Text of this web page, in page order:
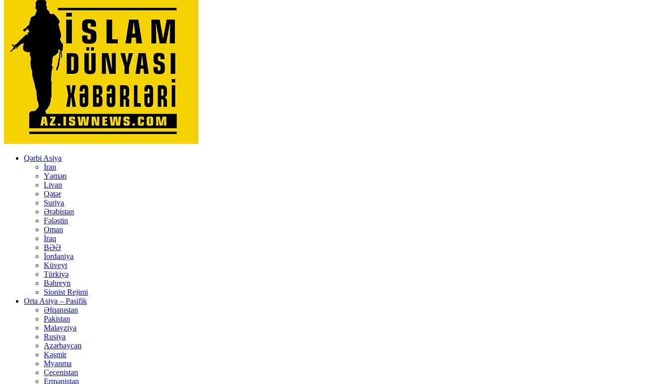
Qərbi Asiya
İran
Yəmən
Livan
Qətər
Suriya
Ərəbistan
Fələstin
Oman
İraq
BƏƏ
İordaniya
Küveyt
Türkiyə
Bəhreyn
Sionist Rejimi
Orta Asiya – Pasifik
Əfqanıstan
Pakistan
Malayziya
Rusiya
Azərbaycan
Kəşmir
Myanma
Çeçenistan
Ermənistan